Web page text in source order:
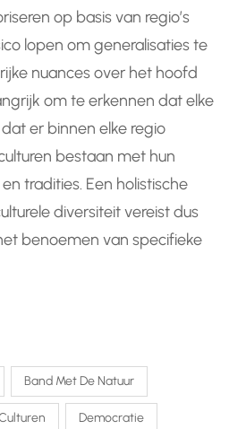
op basis van regio’s
lopen om generalisaties te
nuances over het hoofd
om te erkennen dat elke
er binnen elke regio
bestaan met hun
tradities. Een holistische
diversiteit vereist dus
benoemen van specifieke
Band Met De Natuur
Democratie